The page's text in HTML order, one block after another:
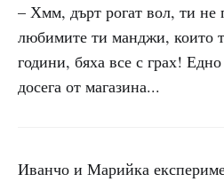
– Хмм, дърт рогат вол, ти
любимите ти манджи, които
години, бяха все с грах!
досега от магазина...
Иванчо и Марийка